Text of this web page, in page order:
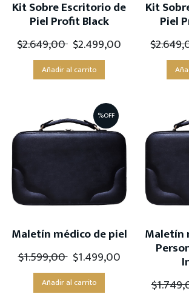
Kit Sobre Escritorio de
Piel Profit Black
$2.649,00 $2.499,00
Añadir al carrito
Kit
Piel
$
%OFF
Maletín médico de piel
$1.599,00 $1.499,00
Añadir al carrito
Maletín
$